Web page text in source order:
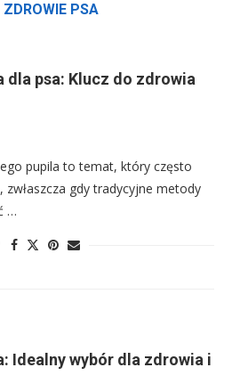
ZDROWIE PSA
dla psa: Klucz do zdrowia
pupila to temat, który często
zwłaszcza gdy tradycyjne metody
…
Idealny wybór dla zdrowia i